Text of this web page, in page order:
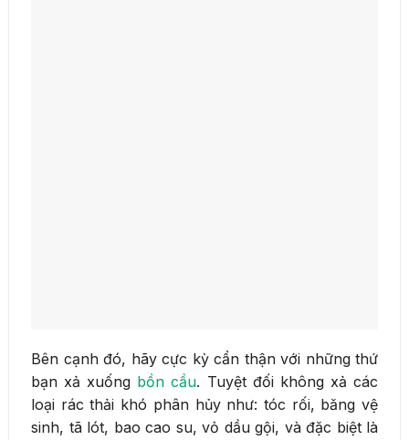
Bên cạnh đó, hãy cực kỳ cẩn thận với những thứ
bạn xả xuống bồn cầu. Tuyệt đối không xả các
loại rác thải khó phân hủy như: tóc rối, băng vệ
sinh, tã lót, bao cao su, vỏ dầu gội, và đặc biệt là